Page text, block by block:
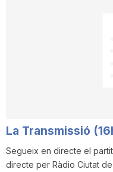
a
La Transmissió
Segueix en directe el
directe per Ràdio Ciutat